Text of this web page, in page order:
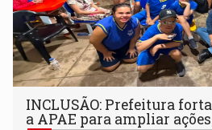
INCLUSÃO: Prefeitura
a APAE para ampliar